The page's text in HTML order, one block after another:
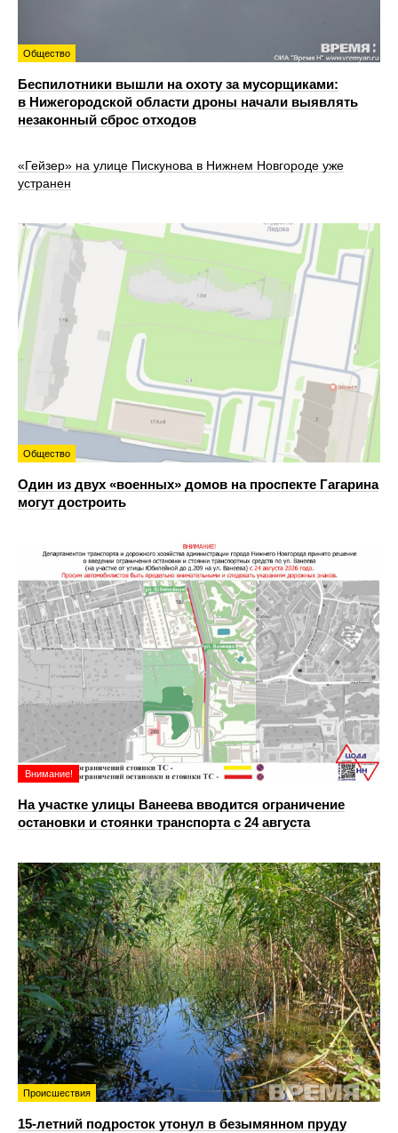
Общество
Беспилотники вышли на охоту за мусорщиками:
в Нижегородской области дроны начали выявлять
незаконный сброс отходов
«Гейзер» на улице Пискунова в Нижнем Новгороде уже
устранен
Общество
Один из двух «военных» домов на проспекте Гагарина
могут достроить
Внимание!
На участке улицы Ванеева вводится ограничение
остановки и стоянки транспорта с 24 августа
Происшествия
15-летний подросток утонул в безымянном пруду